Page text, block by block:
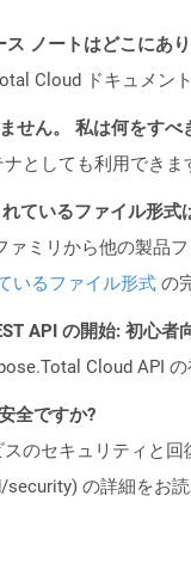
ス ノートはどこにあ
Cloud ドキュメン
せん。 私は何をすべ
としても利用できま
ているファイル形式
ミリから他の製品
いるファイル形式 の
API の開始: 初心者
Cloud API
全ですか?
のセキュリティと
の詳細をお読